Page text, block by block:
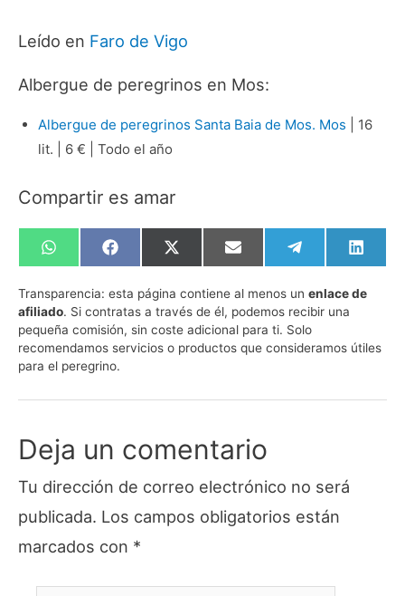
Leído en Faro de Vigo
Albergue de peregrinos en Mos:
Albergue de peregrinos Santa Baia de Mos. Mos | 16
lit. | 6 € | Todo el año
Compartir es amar
Compartir
en
WhatsApp
Compartir
en
Facebook
Compartir
en
X
(Twitter)
Compartir
en
Email
Compartir
en
Telegram
en
Transparencia: esta página contiene al menos un enlace de
afiliado. Si contratas a través de él, podemos recibir una
pequeña comisión, sin coste adicional para ti. Solo
recomendamos servicios o productos que consideramos útiles
para el peregrino.
Deja un comentario
Tu dirección de correo electrónico no será
publicada. Los campos obligatorios están
marcados con *